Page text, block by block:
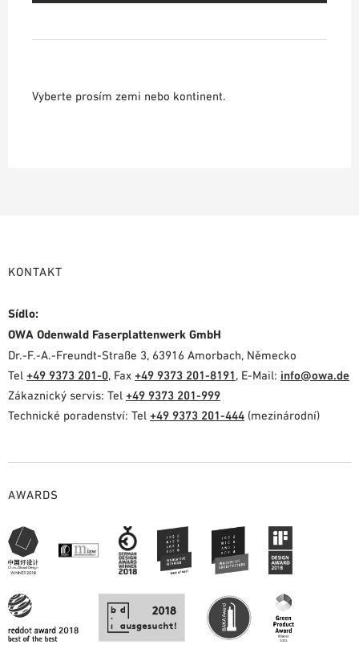
Vyberte prosím zemi nebo kontinent.
KONTAKT
Sídlo:
OWA Odenwald Faserplattenwerk GmbH
Dr.-F.-A.-Freundt-Straße 3, 63916 Amorbach, Německo
Tel +49 9373 201-0, Fax +49 9373 201-8191, E-Mail: info@owa.de
Zákaznický servis: Tel +49 9373 201-999
Technické poradenství: Tel +49 9373 201-444 (mezinárodní)
AWARDS